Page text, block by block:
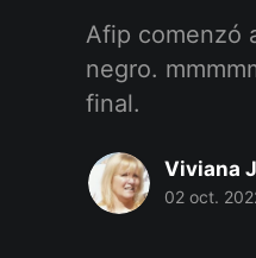
Afip comenzó
negro.
final.
Viviana
02 oct.